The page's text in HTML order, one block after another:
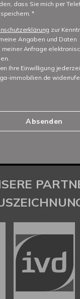
dass Sie mich per
*
zur
Angaben und Daten
Anfrage
Ihre Einwilligung
immobilien.de
Absenden